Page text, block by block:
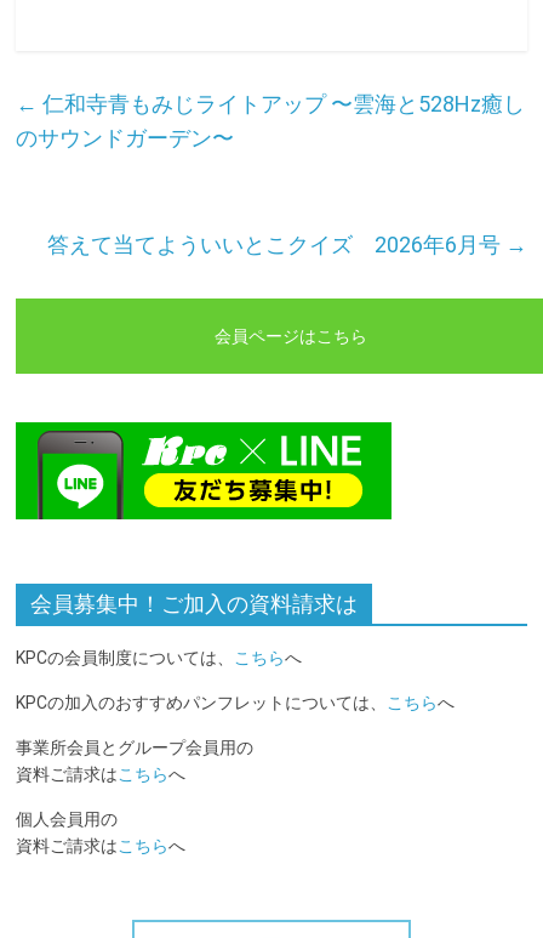
← 仁和寺青もみじライトアップ 〜雲海と528Hz癒し
のサウンドガーデン〜
答えて当てよういいとこクイズ 2026年6月号 →
会員ページはこちら
会員募集中！ご加入の資料請求は
KPCの会員制度については、 こちらへ
KPCの加入のおすすめパンフレットについては、 こちらへ
事業所会員とグループ会員用の
資料ご請求はこちらへ
個人会員用の
資料ご請求はこちらへ